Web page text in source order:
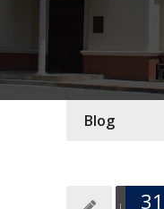
Blog
31